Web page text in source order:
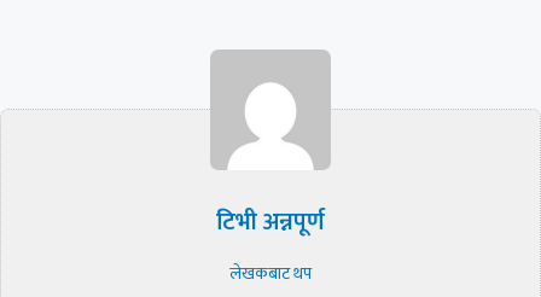
टिभी अन्नपूर्ण
लेखकबाट थप